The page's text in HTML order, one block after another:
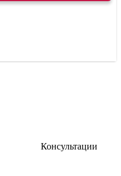
Консультации